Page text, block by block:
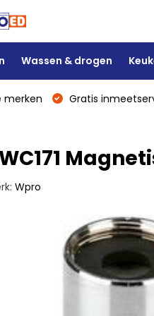
Wassen & drogen
merken Gratis
Wpro